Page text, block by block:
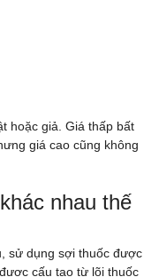
hoặc giả. Giá thấp bất
giá cao cũng không
nhau thế
sử dụng sợi thuốc được
được cấu tạo từ lõi thuốc